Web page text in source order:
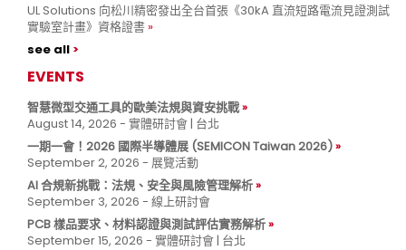
UL Solutions 向松川精密發出全台首張《30kA 直流短路電流見證測試
實驗室計畫》資格證書
see all
EVENTS
智慧微型交通工具的歐美法規與資安挑戰
August 14, 2026 - 實體研討會 | 台北
一期一會！2026 國際半導體展 (SEMICON Taiwan 2026)
September 2, 2026 - 展覽活動
AI 合規新挑戰：法規、安全與風險管理解析
September 3, 2026 - 線上研討會
PCB 樣品要求、材料認證與測試評估實務解析
September 15, 2026 - 實體研討會 | 台北